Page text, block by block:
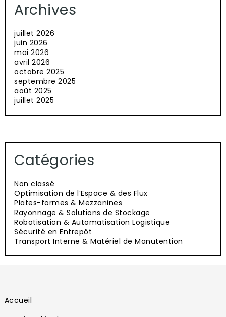
Archives
juillet 2026
juin 2026
mai 2026
avril 2026
octobre 2025
septembre 2025
août 2025
juillet 2025
Catégories
Non classé
Optimisation de l’Espace & des Flux
Plates-formes & Mezzanines
Rayonnage & Solutions de Stockage
Robotisation & Automatisation Logistique
Sécurité en Entrepôt
Transport Interne & Matériel de Manutention
Accueil